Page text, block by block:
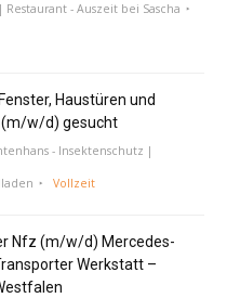
Restaurant - Auszeit bei Sascha
Haustüren und
(m/w/d) gesucht
- Insektenschutz |
Vollzeit
Nfz (m/w/d) Mercedes-
Werkstatt –